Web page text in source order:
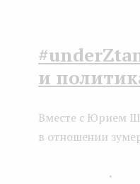
и
Вместе с Юрием
в отношении